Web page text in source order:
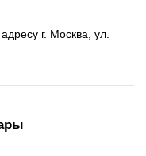
г. Москва, ул.